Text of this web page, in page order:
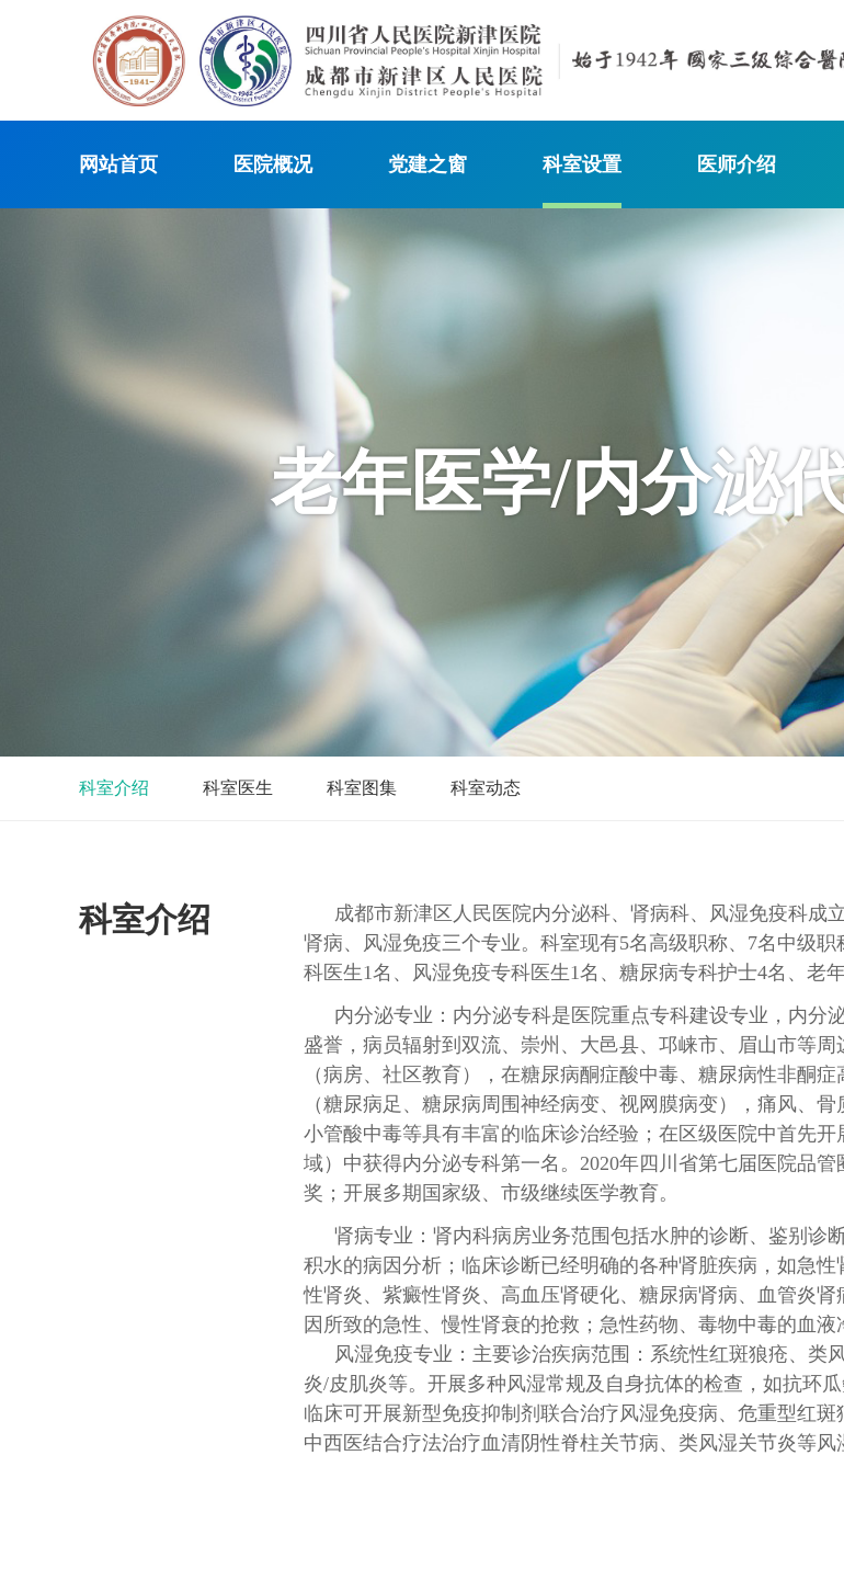
网站首页 医院概况 党建之窗 科室设置 医师介绍
老年医学/内分泌
科室介绍 科室医生 科室图集 科室动态
科室介绍
成都市新津区人民医院内分泌科、肾病科、风湿免疫科成
肾病、风湿免疫三个专业。科室现有5名高级职称、7名中级
科医生1名、风湿免疫专科医生1名、糖尿病专科护士4名、老年
内分泌专业：内分泌专科是医院重点专科建设专业，内分
盛誉，病员辐射到双流、崇州、大邑县、邛崃市、眉山市等
（病房、社区教育），在糖尿病酮症酸中毒、糖尿病性非酮
（糖尿病足、糖尿病周围神经病变、视网膜病变），痛风、
小管酸中毒等具有丰富的临床诊治经验；在区级医院中首先
域）中获得内分泌专科第一名。2020年四川省第七届医院品
奖；开展多期国家级、市级继续医学教育。
肾病专业：肾内科病房业务范围包括水肿的诊断、鉴别诊
积水的病因分析；临床诊断已经明确的各种肾脏疾病，如急
性肾炎、紫癜性肾炎、高血压肾硬化、糖尿病肾病、血管炎
因所致的急性、慢性肾衰的抢救；急性药物、毒物中毒的血
风湿免疫专业：主要诊治疾病范围：系统性红斑狼疮、
炎/皮肌炎等。开展多种风湿常规及自身抗体的检查，如抗环
临床可开展新型免疫抑制剂联合治疗风湿免疫病、危重型红
中西医结合疗法治疗血清阴性脊柱关节病、类风湿关节炎等风